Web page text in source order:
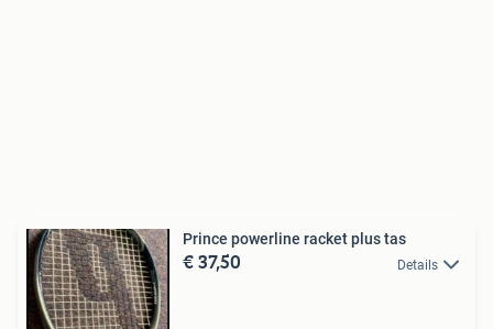
Prince powerline racket plus tas
€ 37,50 Details